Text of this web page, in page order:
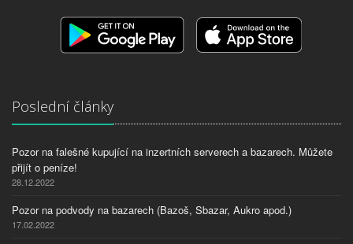
Poslední články
Pozor na falešné kupující na inzertních serverech a bazarech. Můžete
přijít o peníze!
28.12.2022
Pozor na podvody na bazarech (Bazoš, Sbazar, Aukro apod.)
17.02.2022